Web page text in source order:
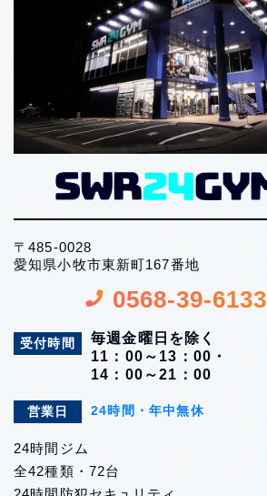
〒485-0028
愛知県小牧市東新町167番地
0568-39-6133
受付時間
毎週金曜日を除く
11：00～13：00・
14：00～21：00
営業日 24時間・年中無休
24時間ジム
全42種類・72台